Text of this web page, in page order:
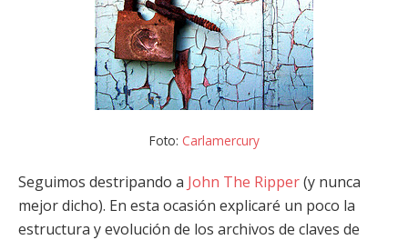
Foto: Carlamercury
Seguimos destripando a John The Ripper(y nunca
mejor dicho). En esta ocasión explicaré un poco la
estructura y evolución de los archivos de claves de